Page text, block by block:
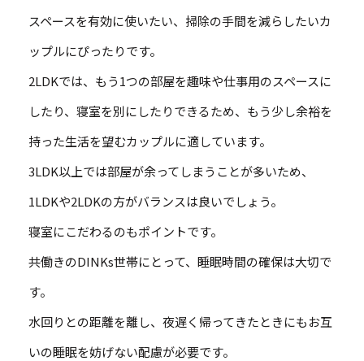
スペースを有効に使いたい、掃除の手間を減らしたいカ
ップルにぴったりです。
2LDKでは、もう1つの部屋を趣味や仕事用のスペースに
したり、寝室を別にしたりできるため、もう少し余裕を
持った生活を望むカップルに適しています。
3LDK以上では部屋が余ってしまうことが多いため、
1LDKや2LDKの方がバランスは良いでしょう。
寝室にこだわるのもポイントです。
共働きのDINKs世帯にとって、睡眠時間の確保は大切で
す。
水回りとの距離を離し、夜遅く帰ってきたときにもお互
いの睡眠を妨げない配慮が必要です。